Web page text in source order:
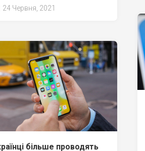
24 Червня, 2021
більше проводять